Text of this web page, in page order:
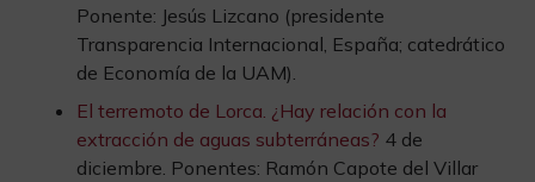
Ponente: Jesús Lizcano (presidente
Transparencia Internacional, España; catedrático
de Economía de la UAM).
El terremoto de Lorca. ¿Hay relación con la
extracción de aguas subterráneas? 4 de
diciembre. Ponentes: Ramón Capote del Villar